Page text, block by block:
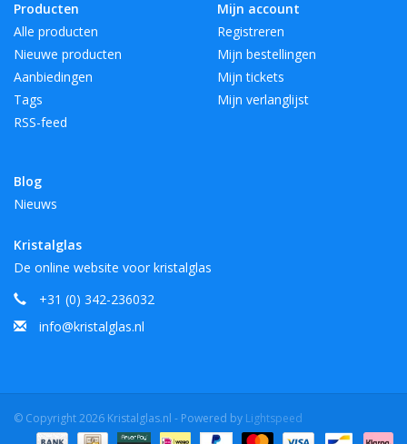
Producten
Alle producten
Nieuwe producten
Aanbiedingen
Tags
RSS-feed
Blog
Nieuws
Mijn account
Registreren
Mijn bestellingen
Mijn tickets
Mijn verlanglijst
Kristalglas
De online website voor kristalglas
+31 (0) 342-236032
info@kristalglas.nl
© Copyright 2026 Kristalglas.nl - Powered by Lightspeed